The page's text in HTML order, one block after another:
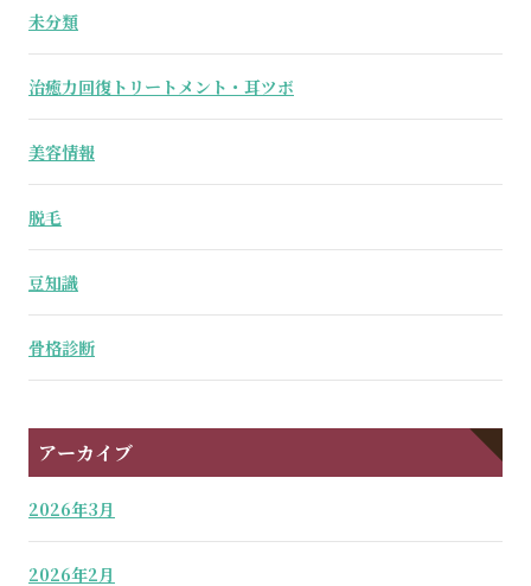
未分類
治癒力回復トリートメント・耳ツボ
美容情報
脱毛
豆知識
骨格診断
アーカイブ
2026年3月
2026年2月